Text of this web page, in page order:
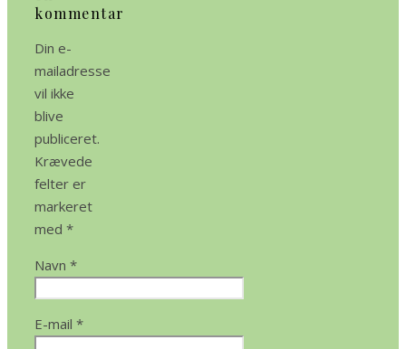
kommentar
Din e-
mailadresse
vil ikke
blive
publiceret.
Krævede
felter er
markeret
med *
Navn *
E-mail *